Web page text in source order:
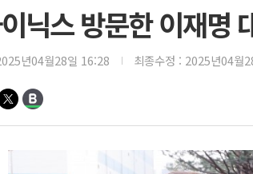
닉스 방문한 이재명
년04월28일 16:28 최종수정 : 2025년04월